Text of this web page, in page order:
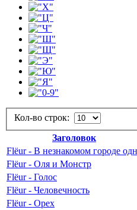
Кол-во строк:
Заголовок
Flёur - В незнакомом городе
Flёur - Оля и Монстр
Flёur - Голос
Flёur - Человечность
Flёur - Орех